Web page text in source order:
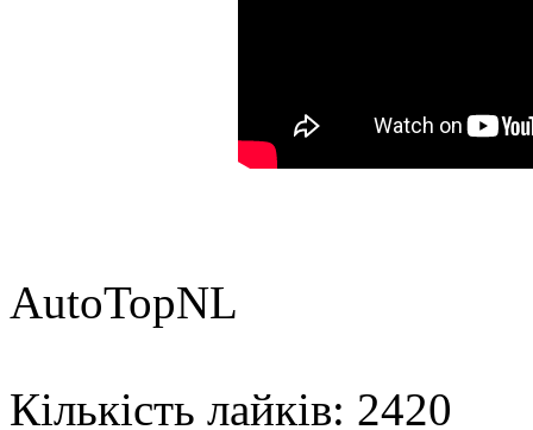
AutoTopNL
Кількість лайків: 2420